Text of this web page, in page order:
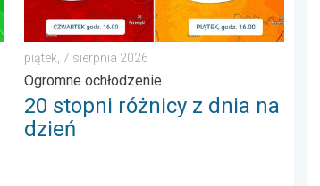
piątek, 7 sierpnia 2026
Ogromne ochłodzenie
20 stopni różnicy z dnia na
dzień